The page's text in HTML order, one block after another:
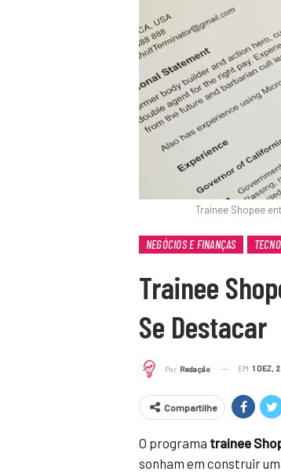
Trainee Shopee
NEGÓCIOS E FINANÇAS
Trainee
Se Destacar
Por Redação EM 1 DEZ,
Compartilhe
O programa trainee
sonham em construir